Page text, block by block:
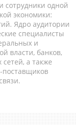
сотрудники одной
экономики:
Ядро аудитории
специалисты
и
власти, банков,
а также
поставщиков